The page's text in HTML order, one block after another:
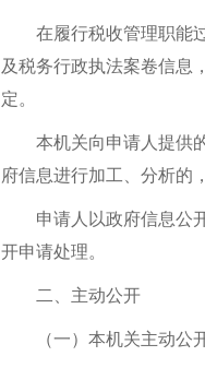
在履行税收管理职能过
及税务行政执法案卷信息
定。
本机关向申请人提供的
府信息进行加工、分析的
申请人以政府信息公开
开申请处理。
二、主动公开
（一）本机关主动公开